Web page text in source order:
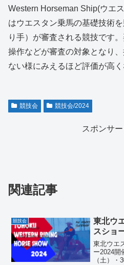
Western Horseman Ship(ウエ
はウエスタン乗馬の基礎技術
り手）が審査される競技です
操作などが審査の対象となり
ない様にみえるほど評価が高く
競技会 競技会/2024
スポンサ
関連記事
競技会
東北ウ
スショ
東北ウエ
ー2024
（土）